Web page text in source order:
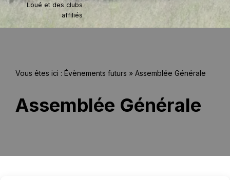
Loué et des clubs
affiliés
Vous êtes ici : Évènements futurs » Assemblée Générale
Assemblée Générale